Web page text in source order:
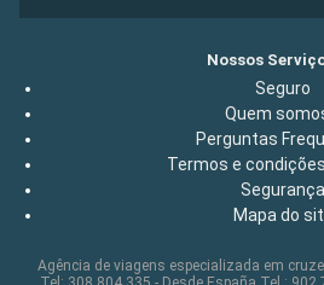
Nossos
Seguro
Quem
Perguntas
Termos e
Segurança
Mapa do
Agência de viagens especializada em